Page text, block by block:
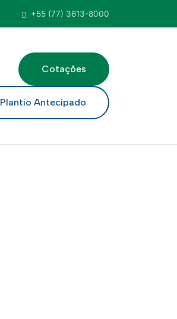
+55 (77) 3613-8000
Cotações
Plantio Antecipado